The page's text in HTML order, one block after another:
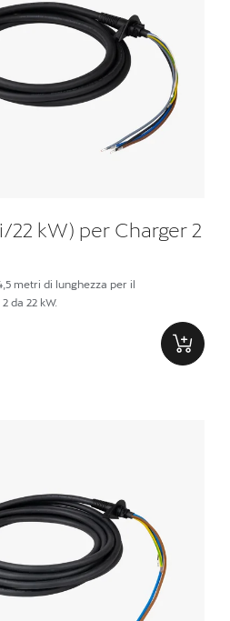
22 kW) per Charger 2
metri di lunghezza per il
da 22 kW.